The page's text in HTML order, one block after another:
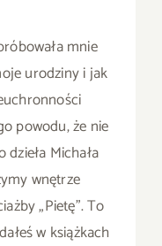
mnie
urodziny i jak
powodu, że nie
Michała
wnętrze
„Pietę”. To
w książkach